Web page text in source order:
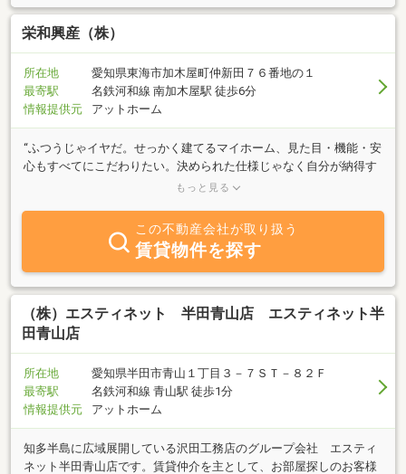
栄和興産（株）
所在地
愛知県東海市加木屋町仲新田７６番地の１
最寄駅
名鉄河和線 南加木屋駅 徒歩6分
情報提供元
アットホーム
“ふつうじゃイヤだ。せっかく建てるマイホーム、見た目・機能・安
心もすべてにこだわりたい。決められた仕様じゃなく自分が納得す
る仕様にしたい。弊社は家を建てる時もその先もお客様のこだわり
住まいに関するご相談は設立50年を迎えた当社へおまかせ下さい。
もっと見る
この不動産会社が取り扱う
賃貸物件を探す
（株）エスティネット 半田青山店 エスティネット半
田青山店
所在地
愛知県半田市青山１丁目３－７ＳＴ－８２Ｆ
最寄駅
名鉄河和線 青山駅 徒歩1分
情報提供元
アットホーム
知多半島に広域展開している沢田工務店のグループ会社 エスティ
ネット半田青山店です。賃貸仲介を主として、お部屋探しのお客様